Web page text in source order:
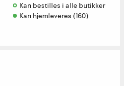
Kan bestilles i alle butikker
Kan hjemleveres (160)